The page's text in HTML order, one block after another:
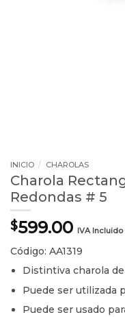
INICIO / CHAROLAS
Charola
Redondas # 5
$599.00 IVA Incluido
Código: AA1319
Distintiva charola
Puede ser utilizada
Puede ser usado